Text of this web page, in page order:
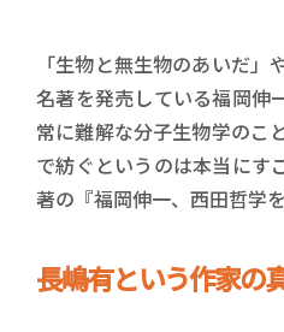
「生物と無生物のあいだ
名著を発売している福岡伸
常に難解な分子生物学のこ
で紡ぐというのは本当にす
著の『福岡伸一、西田哲学
長嶋有という作家の